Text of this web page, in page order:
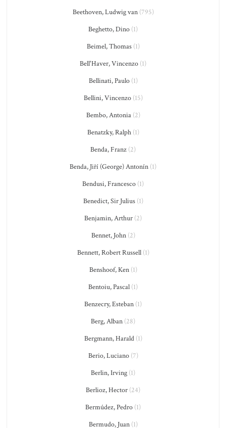
Beethoven, Ludwig van(795)
Beghetto, Dino (1)
Beimel, Thomas(1)
Bell'Haver, Vincenzo (1)
Bellinati, Paulo(1)
Bellini, Vincenzo(15)
Bembo, Antonia(2)
Benatzky, Ralph(1)
Benda, Franz (2)
Benda, Jiří (George) Antonín (1)
Bendusi, Francesco (1)
Benedict, Sir Julius(1)
Benjamin, Arthur (2)
Bennet, John(2)
Bennett, Robert Russell(1)
Benshoof, Ken(1)
Bentoiu, Pascal (1)
Benzecry, Esteban (1)
Berg, Alban (28)
Bergmann, Harald(1)
Berio, Luciano(7)
Berlin, Irving (1)
Berlioz, Hector (24)
Bermúdez, Pedro (1)
Bermudo, Juan(1)